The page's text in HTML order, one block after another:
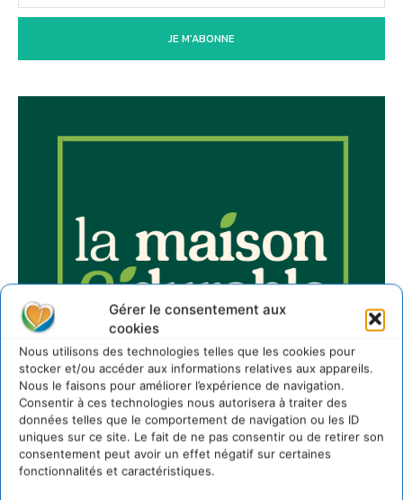
Gérer le consentement aux
cookies
Nous utilisons des technologies telles que les cookies pour
stocker et/ou accéder aux informations relatives aux appareils.
Nous le faisons pour améliorer l’expérience de navigation.
Consentir à ces technologies nous autorisera à traiter des
données telles que le comportement de navigation ou les ID
uniques sur ce site. Le fait de ne pas consentir ou de retirer son
consentement peut avoir un effet négatif sur certaines
fonctionnalités et caractéristiques.
JE M'ABONNE